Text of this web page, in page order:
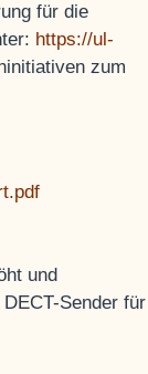
für die
https://ul-
zum
und
Sender für